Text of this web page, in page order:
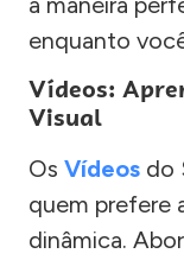
enquanto
Vídeos:
Visual
Os Vídeos do
quem prefere
dinâmica.